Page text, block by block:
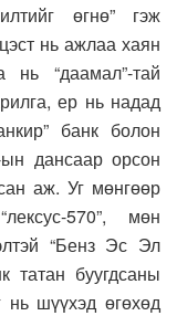
өгнө” гэж
нь ажлаа хаян
“даамал”-тай
ер нь надад
банк болон
дансаар орсон
аж. Уг мөнгөөр
570”, мөн
“Бенз Эс Эл
татан буугдсаны
нь шүүхэд өгөхөд